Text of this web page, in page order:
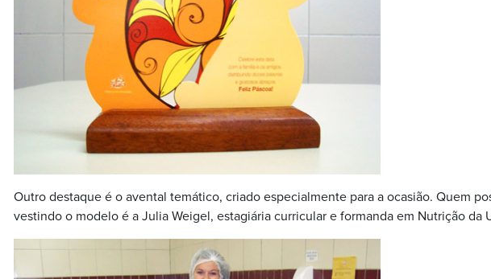
Outro destaque é o avental temático, criado especialmente para a ocasião. Quem
vestindo o modelo é a Julia Weigel, estagiária curricular e formanda em Nutrição da